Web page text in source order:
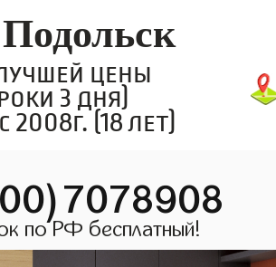
цены
3 дня)
2008г. (18 лет)
по РФ бесплатный!